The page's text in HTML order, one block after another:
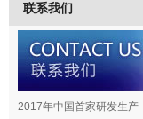
联系我们
2017年中国首家研发生产